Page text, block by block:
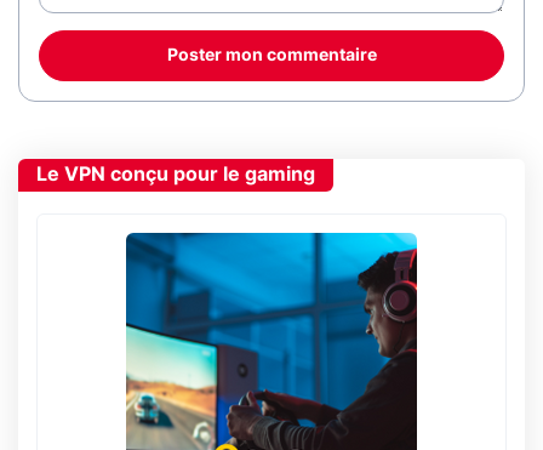
Poster mon commentaire
Le VPN conçu pour le gaming